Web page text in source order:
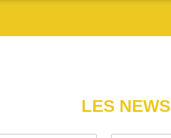
LES NEWS